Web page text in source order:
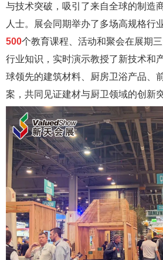
与技术突破，吸引了来自全球的制造
人士。展会同期举办了多场高规格行
500个教育课程、活动和聚会在展期
行业知识，实时演示教授了新技术和
球领先的建筑材料、厨房卫浴产品、
案，共同见证建材与厨卫领域的创新